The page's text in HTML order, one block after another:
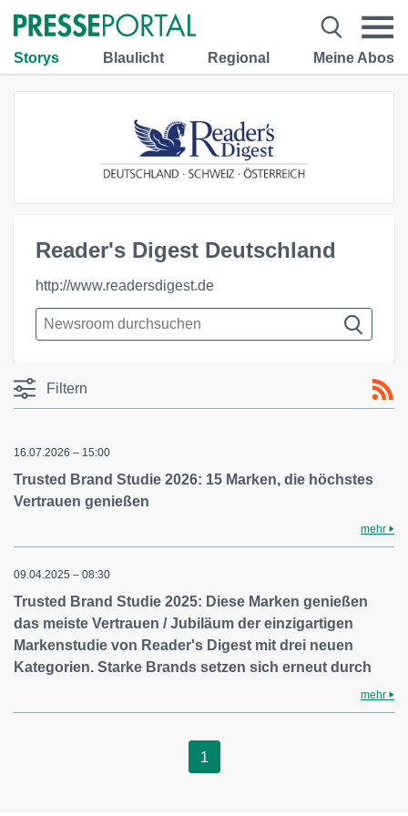
Storys Blaulicht Regional Meine Abos
Reader's Digest Deutschland
http://www.readersdigest.de
Filtern
16.07.2026 – 15:00
Trusted Brand Studie 2026: 15 Marken, die höchstes
Vertrauen genießen
mehr
09.04.2025 – 08:30
Trusted Brand Studie 2025: Diese Marken genießen
das meiste Vertrauen / Jubiläum der einzigartigen
Markenstudie von Reader's Digest mit drei neuen
Kategorien. Starke Brands setzen sich erneut durch
mehr
1